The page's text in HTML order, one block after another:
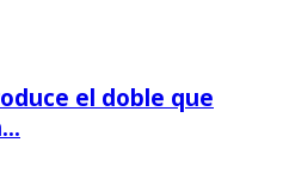
el doble que